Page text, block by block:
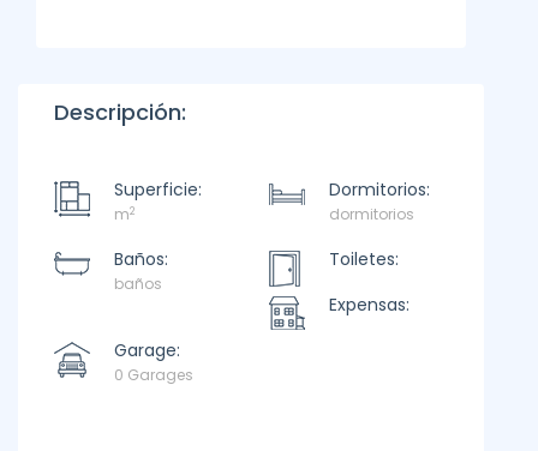
Descripción:
Superficie:
m2
Dormitorios:
dormitorios
Baños:
baños
Toiletes:
Expensas:
Garage:
0 Garages